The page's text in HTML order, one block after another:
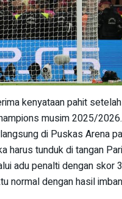
kenyataan pahit
musim 2025/
di Puskas Arena
harus tunduk di tangan
adu penalti dengan skor
normal dengan hasil